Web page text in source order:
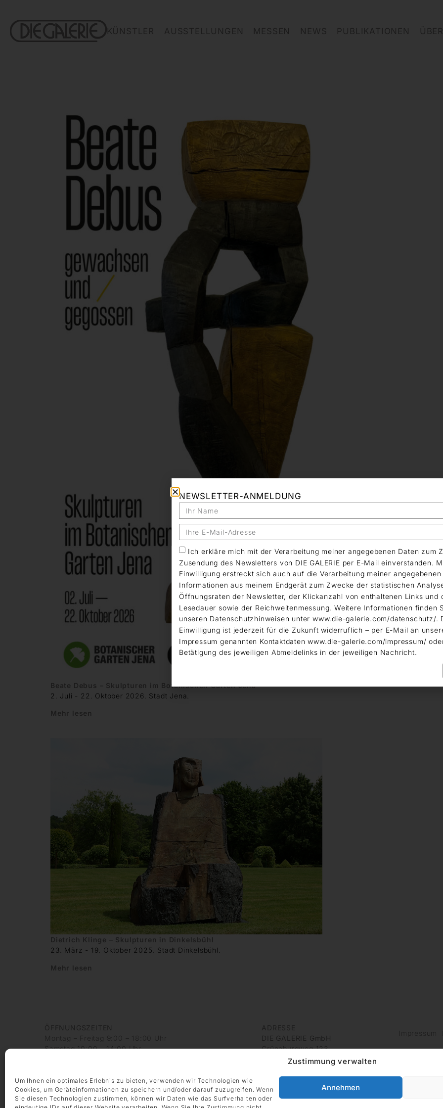
Zustimmung verwalten
Um Ihnen ein optimales Erlebnis zu bieten, verwenden wir Technologien wie
Cookies, um Geräteinformationen zu speichern und/oder darauf zuzugreifen. Wenn
Sie diesen Technologien zustimmen, können wir Daten wie das Surfverhalten oder
Annehmen
KÜNSTLER AUSSTELLUNGEN MESSEN NEWS PUBLIKATIONEN
Beate Debus – Skulpturen im Botanischen Garten Jena
2. Juli - 22. Oktober 2026. Stadt Jena.
Mehr lesen
Dietrich Klinge – Skulpturen in Dinkelsbühl
23. März - 19. Oktober 2025
Stadt Dinkelsbühl
Mehr lesen
ÖFFNUNGSZEITEN
Montag – Freitag 9:00 – 18:00 Uhr
Samstag 10:00 – 14:00 Uhr
+49 69 97 14 71 0
+49 69 97 14 71 20
info @ die-galerie.com
ADRESSE
DIE GALERIE GmbH
Grüneburgweg 123
60323 Frankfurt am Main
Impressum
NEWSLETTER-ANMELDUNG
Ich erkläre mich mit der Verarbeitung meiner angegebenen Daten zum
Zusendung des Newsletters von DIE GALERIE per E-Mail einverstanden.
Einwilligung erstreckt sich auch auf die Verarbeitung meiner angegebenen
Informationen aus meinem Endgerät zum Zwecke der statistischen
Öffnungsraten der Newsletter, der Klickanzahl von enthaltenen Links und
Lesedauer sowie der Reichweitenmessung. Weitere Informationen finden
unseren Datenschutzhinweisen unter www.die-galerie.com/datenschutz/.
Einwilligung ist jederzeit für die Zukunft widerruflich – per E-Mail an
Impressum genannten Kontaktdaten www.die-galerie.com/impressum/
Betätigung des jeweiligen Abmeldelinks in der jeweiligen Nachricht.